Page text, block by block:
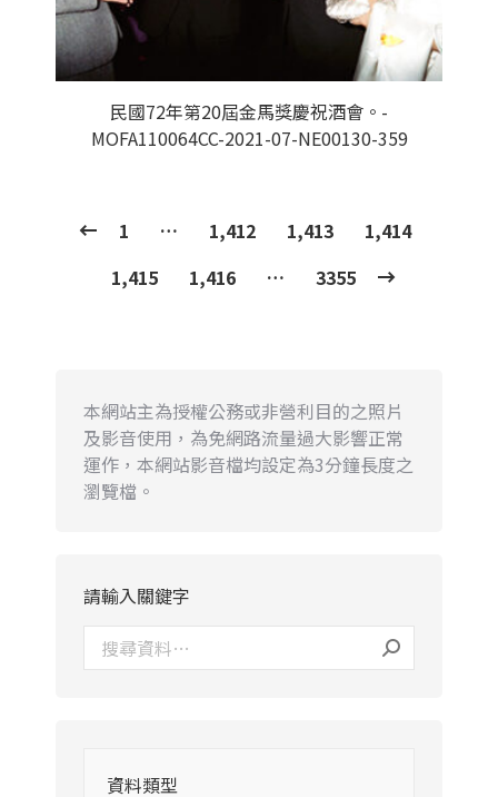
民國72年第20屆金馬獎慶祝酒會。-
MOFA110064CC-2021-07-NE00130-359
1 … 1,412 1,413
1,414
1,415
1,416 … 3355
本網站主為授權公務或非營利目的之照片
及影音使用，為免網路流量過大影響正常
運作，本網站影音檔均設定為3分鐘長度之
瀏覽檔。
請輸入關鍵字
資料類型